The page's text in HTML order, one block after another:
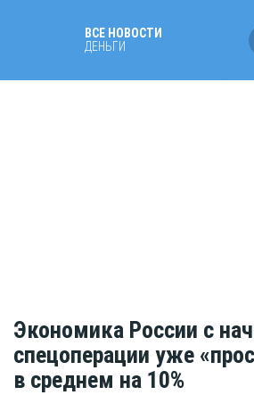
ВСЕ НОВОСТИ
ДЕНЬГИ
Экономика России с
спецоперации уже
в среднем на 10%